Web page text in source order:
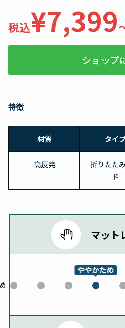
税込¥7,399
ショップ
特徴
材質 タイ
高反発
折りたた
ド
マット
0 1
2
3
ややかため
4